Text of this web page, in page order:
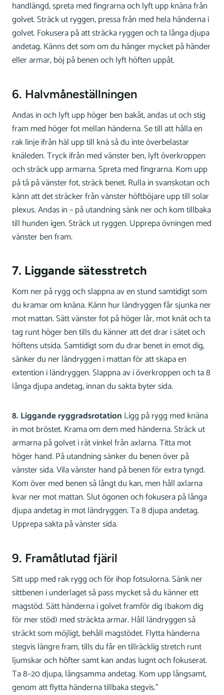
handlängd, spreta med fingrarna och lyft upp knäna från
golvet. Sträck ut ryggen, pressa från med hela händerna i
golvet. Fokusera på att sträcka ryggen och ta långa djupa
andetag. Känns det som om du hänger mycket på händer
eller armar, böj på benen och lyft höften uppåt.
6. Halvmåneställningen
Andas in och lyft upp höger ben bakåt, andas ut och stig
fram med höger fot mellan händerna. Se till att hålla en
rak linje ifrån häl upp till knä så du inte överbelastar
knäleden. Tryck ifrån med vänster ben, lyft överkroppen
och sträck upp armarna. Spreta med fingrarna. Kom upp
på tå på vänster fot, sträck benet. Rulla in svanskotan och
känn att det sträcker från vänster höftböjare upp till solar
plexus. Andas in – på utandning sänk ner och kom tillbaka
till hunden igen. Sträck ut ryggen. Upprepa övningen med
vänster ben fram.
7. Liggande sätesstretch
Kom ner på rygg och slappna av en stund samtidigt som
du kramar om knäna. Känn hur ländryggen får sjunka ner
mot mattan. Sätt vänster fot på höger lår, mot knät och ta
tag runt höger ben tills du känner att det drar i sätet och
höftens utsida. Samtidigt som du drar benet in emot dig,
sänker du ner ländryggen i mattan för att skapa en
extention i ländryggen. Slappna av i överkroppen och ta 8
långa djupa andetag, innan du sakta byter sida.
8. Liggande ryggradsrotation Ligg på rygg med knäna
in mot bröstet. Krama om dem med händerna. Sträck ut
armarna på golvet i rät vinkel från axlarna. Titta mot
höger hand. På utandning sänker du benen över på
vänster sida. Vila vänster hand på benen för extra tyngd.
Kom över med benen så långt du kan, men håll axlarna
kvar ner mot mattan. Slut ögonen och fokusera på långa
djupa andetag in mot ländryggen. Ta 8 djupa andetag.
Upprepa sakta på vänster sida.
9. Framåtlutad fjäril
Sitt upp med rak rygg och för ihop fotsulorna. Sänk ner
sittbenen i underlaget så pass mycket så du känner ett
magstöd. Sätt händerna i golvet framför dig (bakom dig
för mer stöd) med sträckta armar. Håll ländryggen så
sträckt som möjligt, behåll magstödet. Flytta händerna
stegvis längre fram, tills du får en tillräcklig stretch runt
ljumskar och höfter samt kan andas lugnt och fokuserat.
Ta 8–20 djupa, långsamma andetag. Kom upp långsamt,
genom att flytta händerna tillbaka stegvis.”